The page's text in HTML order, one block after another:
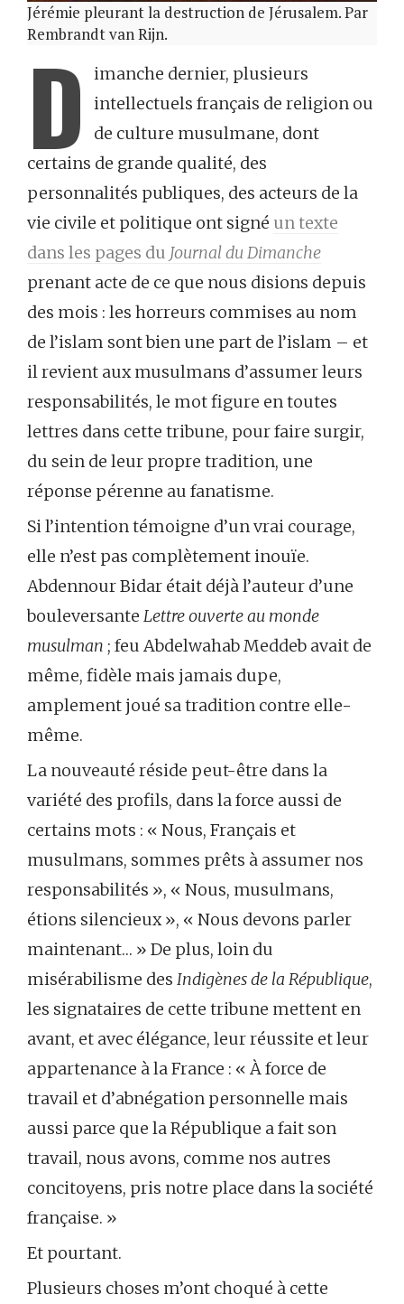
Jérémie pleurant la destruction de Jérusalem. Par
Rembrandt van Rijn.
D
imanche dernier, plusieurs
intellectuels français de religion ou
de culture musulmane, dont
certains de grande qualité, des
personnalités publiques, des acteurs de la
vie civile et politique ont signé un texte
dans les pages du Journal du Dimanche
prenant acte de ce que nous disions depuis
des mois : les horreurs commises au nom
de l’islam sont bien une part de l’islam – et
il revient aux musulmans d’assumer leurs
responsabilités, le mot figure en toutes
lettres dans cette tribune, pour faire surgir,
du sein de leur propre tradition, une
réponse pérenne au fanatisme.
Si l’intention témoigne d’un vrai courage,
elle n’est pas complètement inouïe.
Abdennour Bidar était déjà l’auteur d’une
bouleversante Lettre ouverte au monde
musulman ; feu Abdelwahab Meddeb avait de
même, fidèle mais jamais dupe,
amplement joué sa tradition contre elle-
même.
La nouveauté réside peut-être dans la
variété des profils, dans la force aussi de
certains mots : « Nous, Français et
musulmans, sommes prêts à assumer nos
responsabilités », « Nous, musulmans,
étions silencieux », « Nous devons parler
maintenant… » De plus, loin du
misérabilisme des Indigènes de la République,
les signataires de cette tribune mettent en
avant, et avec élégance, leur réussite et leur
appartenance à la France : « À force de
travail et d’abnégation personnelle mais
aussi parce que la République a fait son
travail, nous avons, comme nos autres
concitoyens, pris notre place dans la société
française. »
Et pourtant.
Plusieurs choses m’ont choqué à cette